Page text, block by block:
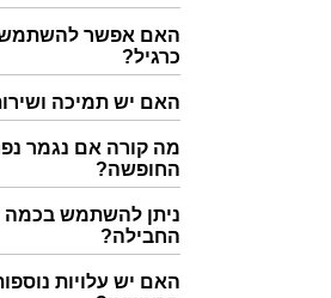
כרגיל?
האם יש תמיכה
מה קורה אם נגמר
החופשה?
ניתן להשתמש בכמה
החבילה?
האם יש עלויות